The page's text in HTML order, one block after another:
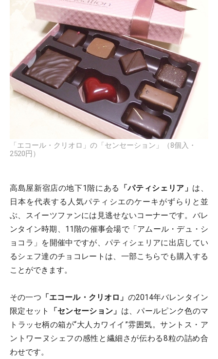
「エコール・クリオロ」の「センセーション」（8個入・
2520円）
高島屋新宿店の地下1階にある 「パティシェリア」 は、
日本を代表する人気パティシエのケーキがずらりと並
ぶ、スイーツファンには見逃せないコーナーです。バレ
ンタイン時期、11階の催事会場で「アムール・デュ・シ
ョコラ」を開催中ですが、パティシェリアに出店してい
るシェフ達のチョコレートは、一部こちらでも購入する
ことができます。
その一つ 「エコール・クリオロ」 の2014年バレンタイン
限定セット
「センセーション」 は、パールピンク色のマ
トラッセ柄の箱が“大人カワイイ”雰囲気。サントス・ア
ントワーヌシェフの感性と繊細さが伝わる8粒の詰め合
わせです。